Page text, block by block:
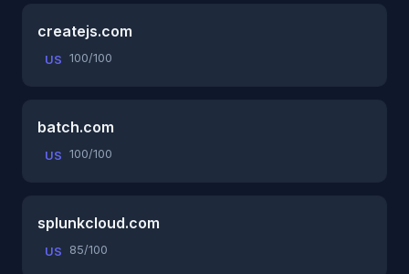
createjs.com
US 100/100
batch.com
US 100/100
splunkcloud.com
US 85/100